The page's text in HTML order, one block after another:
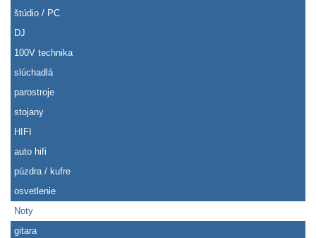
štúdio / PC
DJ
100V technika
slúchadlá
parostroje
stojany
HIFI
auto hifi
púzdra / kufre
osvetlenie
Noty
gitara